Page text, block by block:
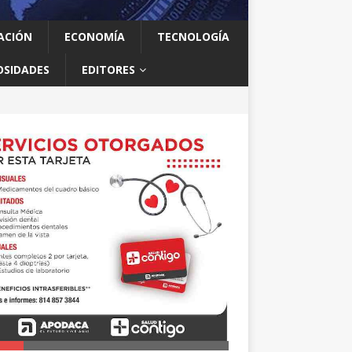
ECONOMÍA TECNOLOGÍA
EDITORES